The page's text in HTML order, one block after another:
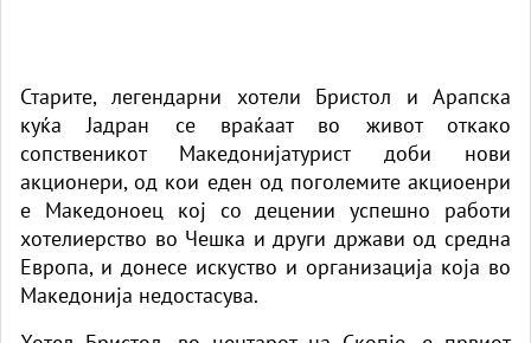
Старите, легендарни хотели Бристол и Арапска
куќа Јадран се враќаат во живот откако
сопственикот Македонијатурист доби нови
акционери, од кои еден од поголемите акциоенри
е Македоноец кој со децении успешно работи
хотелиерство во Чешка и други држави од средна
Европа, и донесе искуство и организација која во
Македонија недостасува.